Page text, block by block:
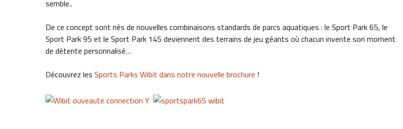
semble..
De ce concept sont nés de nouvelles combinaisons standards de parcs aquatiques : le Sport Park 65, le
Sport Park 95 et le Sport Park 145 deviennent des terrains de jeu géants où chacun invente son moment
de détente personnalisé…
Découvrez les Sports Parks Wibit dans notre nouvelle brochure !